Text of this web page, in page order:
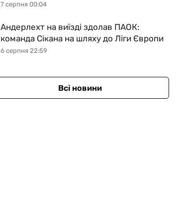
7 серпня 00:04
6 серпня 22:59
Андерлехт на виїзді здолав ПАОК:
команда Сікана на шляху до Ліги Європи
Всі новини